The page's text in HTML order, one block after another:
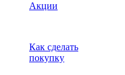
Акции
Как сделать
покупку